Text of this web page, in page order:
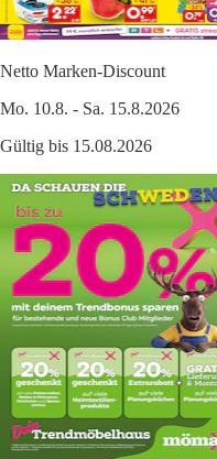
Netto Marken-Discount
Mo. 10.8. - Sa. 15.8.2026
Gültig bis 15.08.2026